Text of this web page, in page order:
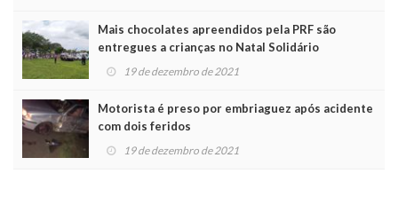
Mais chocolates apreendidos pela PRF são
entregues a crianças no Natal Solidário
19 de dezembro de 2021
Motorista é preso por embriaguez após acidente
com dois feridos
19 de dezembro de 2021